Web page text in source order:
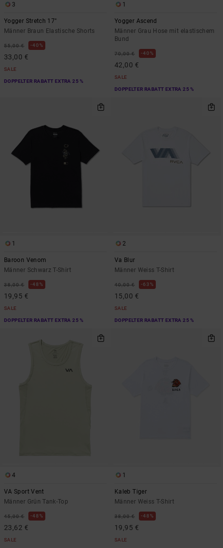
3
Yogger Stretch 17"
Männer Braun Elastische Shorts
55,00 € 40%
33,00 €
SALE
DOPPELTER RABATT EXTRA 25 %
1
Yogger Ascend
Männer Grau Hose mit elastischem
Bund
70,00 € 40%
42,00 €
SALE
DOPPELTER RABATT EXTRA 25 %
1
Baroon Venom
Männer Schwarz T-Shirt
38,00 € 48%
19,95 €
SALE
DOPPELTER RABATT EXTRA 25 %
2
Va Blur
Männer Weiss T-Shirt
40,00 € 63%
15,00 €
SALE
DOPPELTER RABATT EXTRA 25 %
4
VA Sport Vent
Männer Grün Tank-Top
45,00 € 48%
23,62 €
SALE
1
Kaleb Tiger
Männer Weiss T-Shirt
38,00 € 48%
19,95 €
SALE